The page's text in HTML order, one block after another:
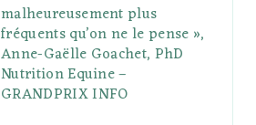
l
s
a
m
s
malheureusement plus
fréquents qu’on ne le pense »,
Anne-Gaëlle Goachet, PhD
Nutrition Equine –
GRANDPRIX INFO